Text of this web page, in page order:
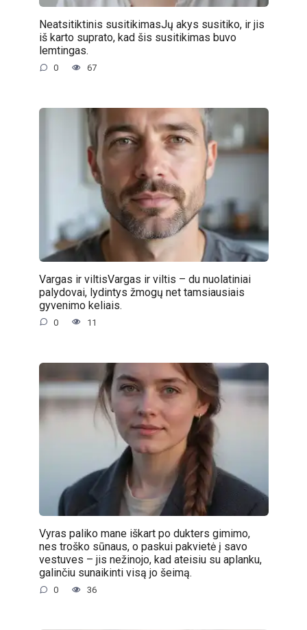
Neatsitiktinis susitikimasJų akys susitiko, ir jis
iš karto suprato, kad šis susitikimas buvo
lemtingas.
0 67
Vargas ir viltisVargas ir viltis – du nuolatiniai
palydovai, lydintys žmogų net tamsiausiais
gyvenimo keliais.
0 11
Vyras paliko mane iškart po dukters gimimo,
nes troško sūnaus, o paskui pakvietė į savo
vestuves – jis nežinojo, kad ateisiu su aplanku,
galinčiu sunaikinti visą jo šeimą.
0 36